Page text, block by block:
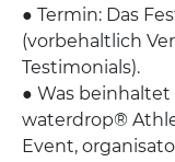
● Termin: Das
(vorbehaltlich
Testimonials).
● Was
waterdrop®
Event,